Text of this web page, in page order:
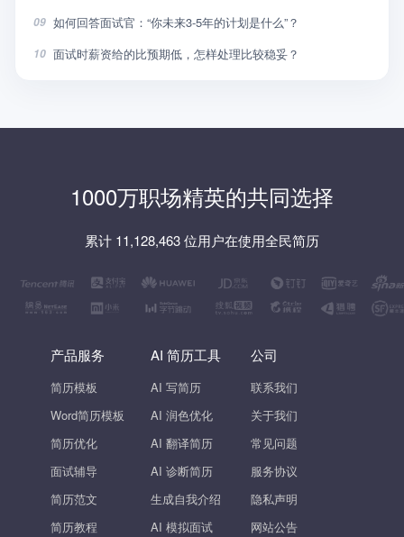
09 如何回答面试官：“你未来3-5年的计划是什么”？
10 面试时薪资给的比预期低，怎样处理比较稳妥？
1000万职场精英的共同选择
累计 11,128,463 位用户在使用全民简历
产品服务
简历模板
Word简历模板
简历优化
面试辅导
简历范文
简历教程
AI 简历工具
AI 写简历
AI 润色优化
AI 翻译简历
AI 诊断简历
生成自我介绍
AI 模拟面试
公司
联系我们
关于我们
常见问题
服务协议
隐私声明
网站公告